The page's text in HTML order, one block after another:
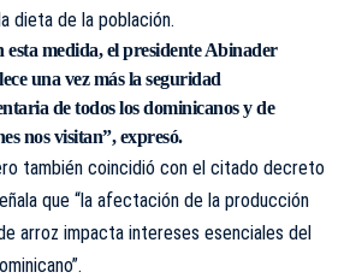
dieta de la población.
esta medida, el presidente Abinader
una vez más la seguridad
de todos los dominicanos y de
nos visitan”, expresó.
también coincidió con el citado decreto
que “la afectación de la producción
arroz impacta intereses esenciales del